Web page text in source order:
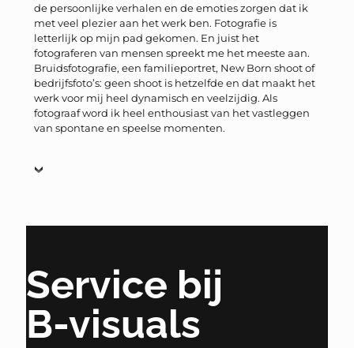
de persoonlijke verhalen en de emoties zorgen dat ik
met veel plezier aan het werk ben. Fotografie is
letterlijk op mijn pad gekomen. En juist het
fotograferen van mensen spreekt me het meeste aan.
Bruidsfotografie, een familieportret, New Born shoot of
bedrijfsfoto’s: geen shoot is hetzelfde en dat maakt het
werk voor mij heel dynamisch en veelzijdig. Als
fotograaf word ik heel enthousiast van het vastleggen
van spontane en speelse momenten.
Service bij
B-visuals